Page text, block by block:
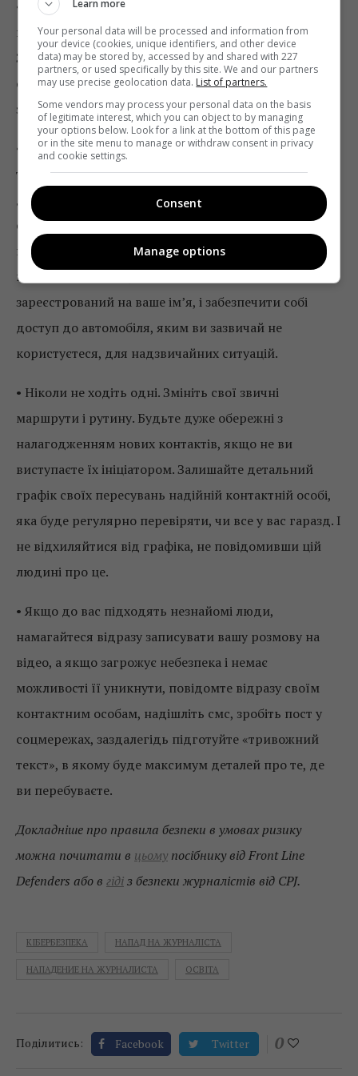
• Звертайте увагу на людей, це допоможе вам
помітити одні й ті ж обличчя в різних місцях.
Звертайте увагу на автомобілі та запам’ятовуйте
основні деталі, наприклад, марку, колір, номерний
знак.
• Складіть план на випадок стеження за вами до
того, як це станеться. Ви можете заздалегідь
домовитися зі своєю сім’єю і колегами про кодові
слова, фрази або паролі для зашифрованих
повідомлень, потурбуватися на випадок
надзвичайних ситуацій про телефон, який не
зареєстрований на ваше ім’я, і ​​забезпечити собі
доступ до автомобіля, яким ви зазвичай не
користуєтеся, для надзвичайних ситуацій.
• Ніколи не ходіть одні. Змініть свої звичні
маршрути і рутину. Будьте дуже обережні з
налагодженням нових контактів, якщо не ви
виступаєте їх ініціатором. Залишайте детальний
графік своїх пересувань надійній контактній особі,
яка буде регулярно перевіряти, чи все у вас гаразд. І
не відхиляйтися від графіка, не повідомивши цій
людині про це.
• Якщо до вас підходять незнайомі люди,
намагайтеся відразу записувати вашу розмову на
відео, а якщо загрожує небезпека і немає
можливості її уникнути, повідомте відразу своїм
контактним особам, надішліть смс, зробіть пост у
соцмережах, заздалегідь підготуйте «тривожний
текст», в якому буде максимум деталей про те, де
ви перебуваєте.
Докладніше про правила безпеки в умовах ризику
можна почитати в цьому посібнику від Front Line
Defenders або в гідіз безпеки журналістів від CPJ.
КІБЕРБЕЗПЕКА НАПАД НА ЖУРНАЛІСТА
НАПАДЕНИЕ НА ЖУРНАЛИСТА ОСВІТА
Поділитись: Facebook Twitter 0
Learn more
Your personal data will be processed and information from
your device (cookies, unique identifiers, and other device
data) may be stored by, accessed by and shared with 227
partners, or used specifically by this site. We and our partners
may use precise geolocation data. List of partners.
Some vendors may process your personal data on the basis
of legitimate interest, which you can object to by managing
your options below. Look for a link at the bottom of this page
or in the site menu to manage or withdraw consent in privacy
and cookie settings.
Consent
Manage options